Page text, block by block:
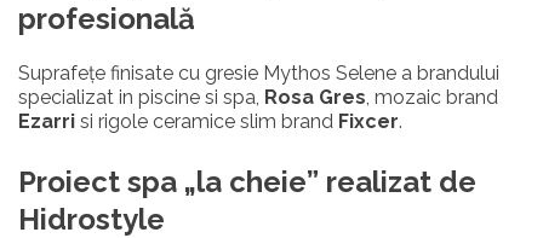
profesională
Suprafețe finisate cu gresie Mythos Selene a brandului
specializat in piscine si spa, Rosa Gres , mozaic brand
Ezarri si rigole ceramice slim brand Fixcer.
Proiect spa „la cheie” realizat de
Hidrostyle